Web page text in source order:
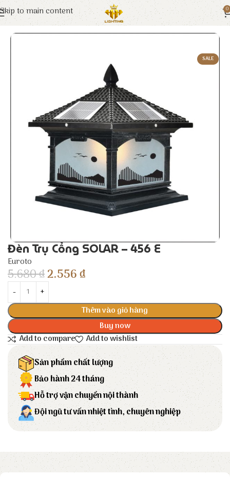
Skip to main content 0
Trang chủ Euroto Đèn Solar
SALE
Đèn Trụ Cổng SOLAR – 456 E
Euroto
5.680₫2.556₫
Thêm vào giỏ hàng
Buy now
Add to compare
Add to wishlist
Sản phẩm chất lượng
Bảo hành 24 tháng
Hỗ trợ vận chuyển nội thành
Đội ngũ tư vấn nhiệt tình, chuyên nghiệp